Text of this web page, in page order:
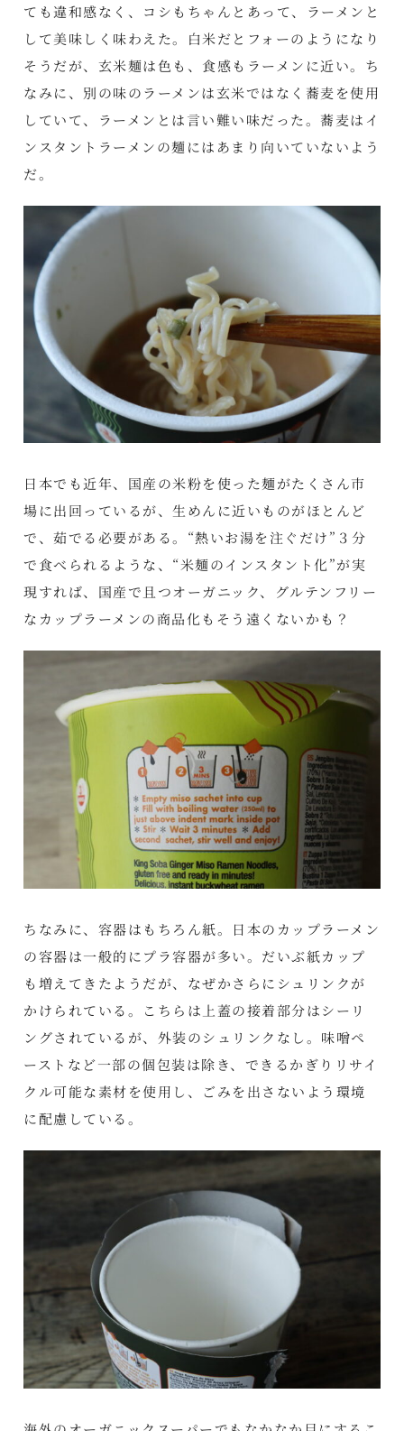
ても違和感なく、コシもちゃんとあって、ラーメンと
して美味しく味わえた。白米だとフォーのようになり
そうだが、玄米麺は色も、食感もラーメンに近い。ち
なみに、別の味のラーメンは玄米ではなく蕎麦を使用
していて、ラーメンとは言い難い味だった。蕎麦はイ
ンスタントラーメンの麺にはあまり向いていないよう
だ。
日本でも近年、国産の米粉を使った麺がたくさん市
場に出回っているが、生めんに近いものがほとんど
で、茹でる必要がある。“熱いお湯を注ぐだけ”３分
で食べられるような、“米麺のインスタント化”が実
現すれば、国産で且つオーガニック、グルテンフリー
なカップラーメンの商品化もそう遠くないかも？
ちなみに、容器はもちろん紙。日本のカップラーメン
の容器は一般的にプラ容器が多い。だいぶ紙カップ
も増えてきたようだが、なぜかさらにシュリンクが
かけられている。こちらは上蓋の接着部分はシーリ
ングされているが、外装のシュリンクなし。味噌ペ
ーストなど一部の個包装は除き、できるかぎりリサイ
クル可能な素材を使用し、ごみを出さないよう環境
に配慮している。